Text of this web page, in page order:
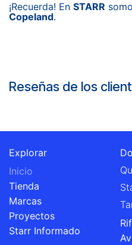
¡Recuerda! En STARR
Copeland.
Reseñas de los
Explorar
Inicio
Tienda
Marcas
Proyectos
Starr Informado